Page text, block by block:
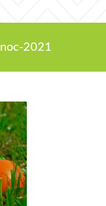
2021